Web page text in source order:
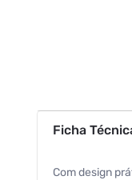
Ficha
Com design